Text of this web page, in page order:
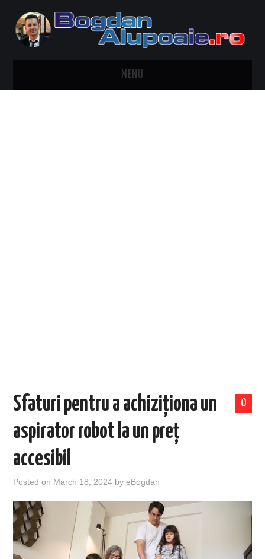
MENU
0
Sfaturi pentru a achiziționa un
aspirator robot la un preț
accesibil
Posted on March 18, 2024 byeBogdan